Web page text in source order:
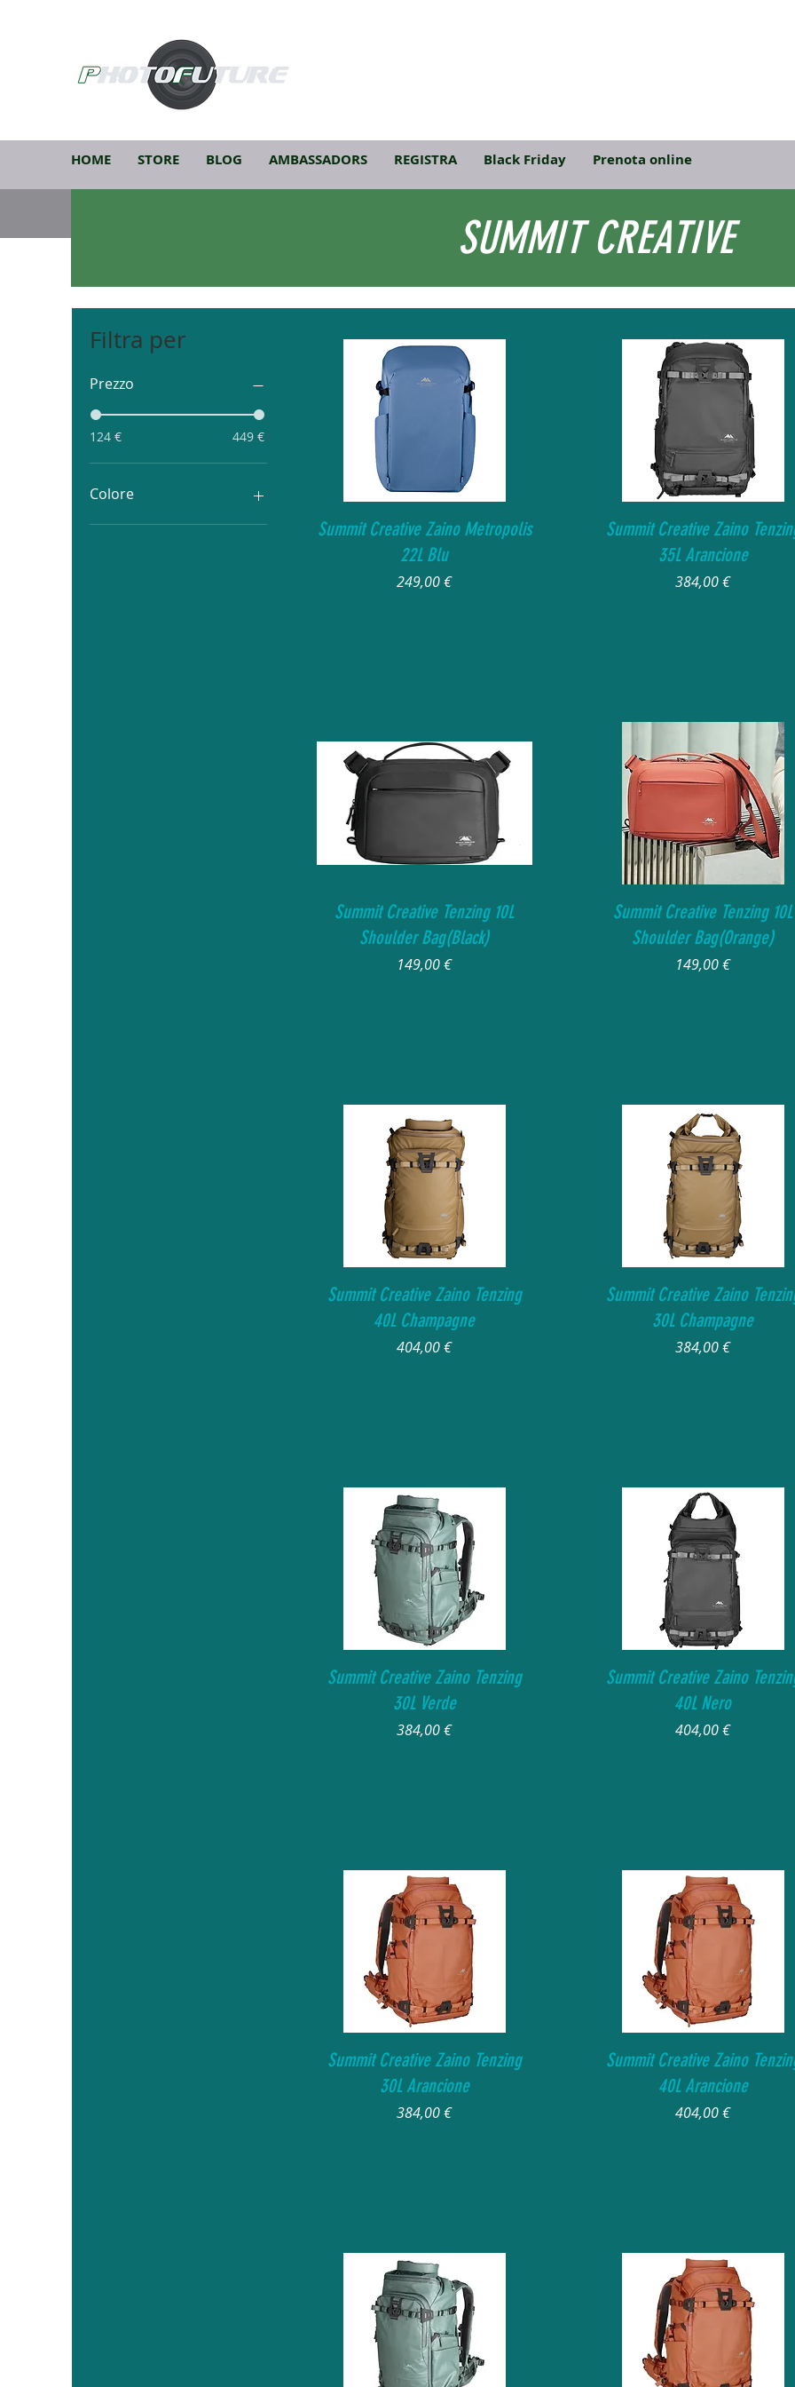
HOME STORE BLOG AMBASSADORS REGISTRA Black Friday Prenota online
SUMMIT CREATIVE
Filtra per
Prezzo
124 € 449 €
Colore
Vista rapida
Summit Creative Zaino Metropolis
22L Blu
Prezzo
249,00 €
Vista rapida
Summit Creative Zaino
35L Arancione
Prezzo
384,00 €
Vista rapida
Summit Creative Tenzing 10L
Shoulder Bag(Black)
Prezzo
149,00 €
Vista rapida
Summit Creative Tenzing 10L
Shoulder Bag(Orange)
Prezzo
149,00 €
Vista rapida
Summit Creative Zaino Tenzing
40L Champagne
Prezzo
404,00 €
Vista rapida
Summit Creative Zaino
30L Champagne
Prezzo
384,00 €
Vista rapida
Summit Creative Zaino Tenzing
30L Verde
Prezzo
384,00 €
Vista rapida
Summit Creative Zaino
40L Nero
Prezzo
404,00 €
Vista rapida
Summit Creative Zaino Tenzing
30L Arancione
Prezzo
384,00 €
Vista rapida
Summit Creative Zaino
40L Arancione
Prezzo
404,00 €